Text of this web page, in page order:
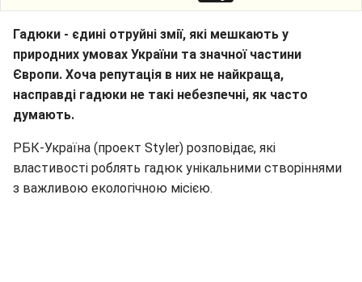
Гадюки - єдині отруйні змії, які мешкають у
природних умовах України та значної частини
Європи. Хоча репутація в них не найкраща,
насправді гадюки не такі небезпечні, як часто
думають.
РБК-Україна (проект Styler) розповідає, які
властивості роблять гадюк унікальними створіннями
з важливою екологічною місією.